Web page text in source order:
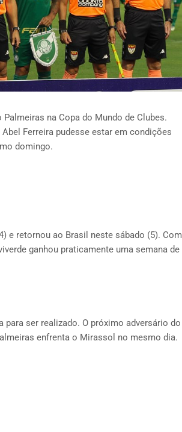
na Copa do Mundo de Clubes.
Ferreira pudesse estar em condições
domingo.
e retornou ao Brasil neste sábado (5). Com
ganhou praticamente uma semana de
ser realizado. O próximo adversário do
enfrenta o Mirassol no mesmo dia.